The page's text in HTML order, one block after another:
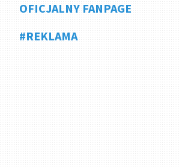
OFICJALNY FANPAGE
#REKLAMA